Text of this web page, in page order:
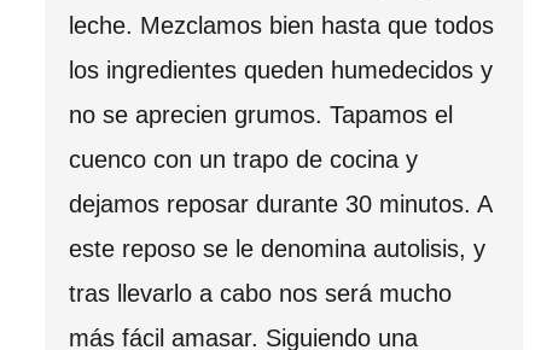
leche. Mezclamos bien hasta que todos
los ingredientes queden humedecidos y
no se aprecien grumos. Tapamos el
cuenco con un trapo de cocina y
dejamos reposar durante 30 minutos. A
este reposo se le denomina autolisis, y
tras llevarlo a cabo nos será mucho
más fácil amasar. Siguiendo una